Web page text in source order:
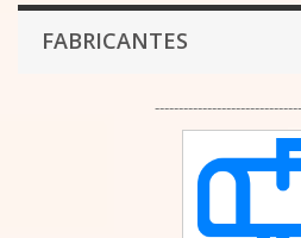
FABRICANTES